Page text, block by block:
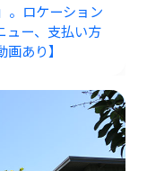
。ロケーション
ュー、支払い方
あり】